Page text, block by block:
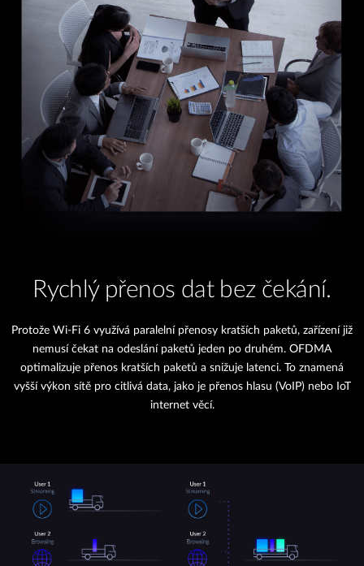
Rychlý přenos dat bez čekání.
Protože Wi-Fi 6 využívá paralelní přenosy kratších paketů, zařízení již
nemusí čekat na odeslání paketů jeden po druhém. OFDMA
optimalizuje přenos kratších paketů a snižuje latenci. To znamená
vyšší výkon sítě pro citlivá data, jako je přenos hlasu (VoIP) nebo IoT
internet věcí.